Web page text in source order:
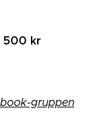
500 kr
gruppen